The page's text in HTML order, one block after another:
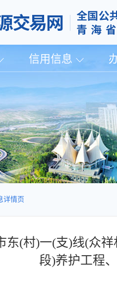
信用信息
详情页
东(村)一(支)线(众
段)养护工程